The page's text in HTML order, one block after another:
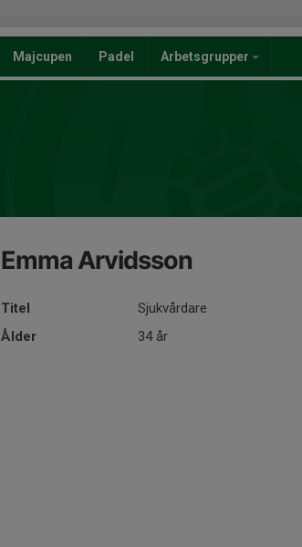
Majcupen Padel Arbetsgrupper
Emma Arvidsson
Titel
Sjukvårdare
Ålder
34 år